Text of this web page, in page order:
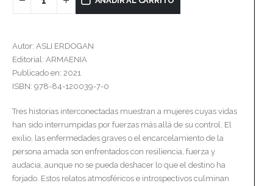
Autor: ASLI ERDOGAN
Editorial: ARMAENIA
Publicado en: 2021
ISBN: 978-84-120039-7-0
Tres historias interconectadas muestran a mujeres cuyas vidas
han sido interrumpidas por fuerzas más allá de su control. El
exilio, las enfermedades graves o el encarcelamiento de la
persona amada son enfrentados con resiliencia, fuerza y
audacia, aunque no se pueda deshacer lo que el destino ha
forjado. Estos relatos atmosféricos e introspectivos culminan